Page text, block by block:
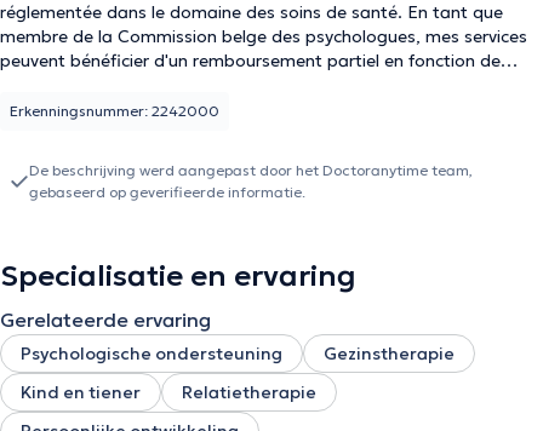
réglementée dans le domaine des soins de santé. En tant que
membre de la Commission belge des psychologues, mes services
peuvent bénéficier d'un remboursement partiel en fonction de
Erkenningsnummer: 2242000
De beschrijving werd aangepast door het Doctoranytime team,
gebaseerd op geverifieerde informatie.
Specialisatie en ervaring
Gerelateerde ervaring
Psychologische ondersteuning
Gezinstherapie
Kind en tiener
Relatietherapie